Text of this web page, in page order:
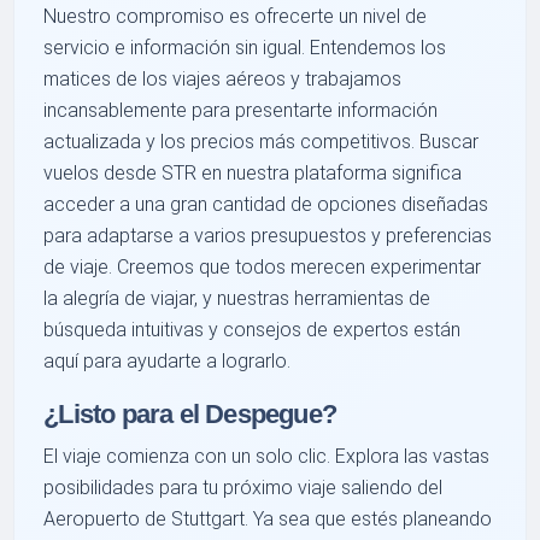
Nuestro compromiso es ofrecerte un nivel de
servicio e información sin igual. Entendemos los
matices de los viajes aéreos y trabajamos
incansablemente para presentarte información
actualizada y los precios más competitivos. Buscar
vuelos desde STR en nuestra plataforma significa
acceder a una gran cantidad de opciones diseñadas
para adaptarse a varios presupuestos y preferencias
de viaje. Creemos que todos merecen experimentar
la alegría de viajar, y nuestras herramientas de
búsqueda intuitivas y consejos de expertos están
aquí para ayudarte a lograrlo.
¿Listo para el Despegue?
El viaje comienza con un solo clic. Explora las vastas
posibilidades para tu próximo viaje saliendo del
Aeropuerto de Stuttgart. Ya sea que estés planeando